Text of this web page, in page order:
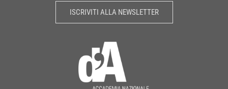
ISCRIVITI ALLA NEWSLETTER